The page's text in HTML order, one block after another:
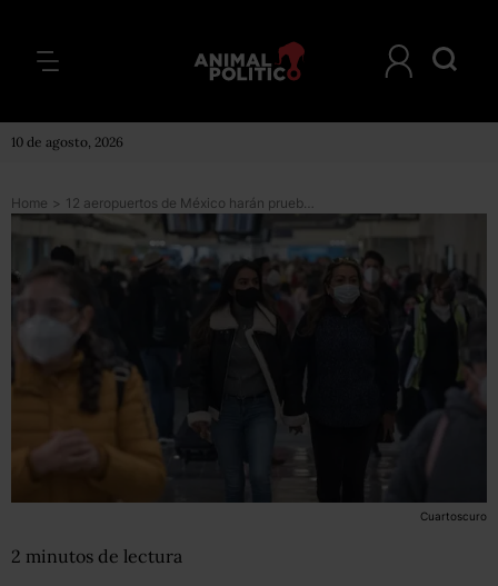
10 de agosto, 2026
Home > 12 aeropuertos de México harán pruebas COVID a pasajeros que vayan a EU
Cuartoscuro
2 minutos de lectura